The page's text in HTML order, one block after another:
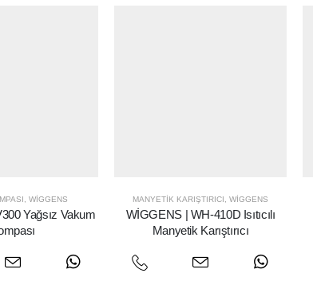
,WIGGENS
Yağsız Vakum
MANYETIK KARIŞTIRICI, WIGGENS
WİGGENS | WH-410D Isıtıcılı
Manyetik Karıştırıcı